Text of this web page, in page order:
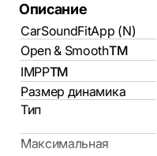
Описание
CarSoundFitApp (N)
Open & SmoothTM
IMPPTM
Размер динамика
Тип
Максимальная